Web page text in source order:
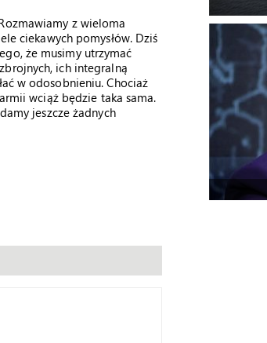
z wieloma
ciekawych pomysłów. Dziś
że musimy utrzymać
ich integralną
w odosobnieniu. Chociaż
wciąż będzie taka sama.
jeszcze żadnych